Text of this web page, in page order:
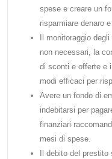
spese e creare un
risparmiare denaro
Il monitoraggio
non necessari, la
di sconti e offerte e
modi efficaci per
Avere un fondo di
indebitarsi per
finanziari
mesi di spese.
Il debito del